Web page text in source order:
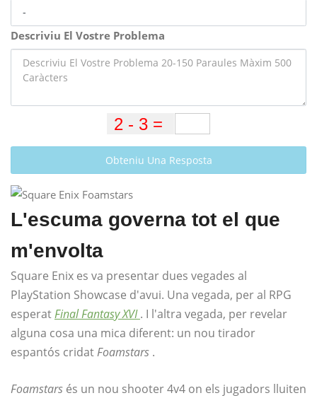
Descriviu El Vostre Problema
Obteniu Una Resposta
L'escuma governa tot el que
m'envolta
Square Enix es va presentar dues vegades al
PlayStation Showcase d'avui. Una vegada, per al RPG
esperatFinal Fantasy XVI . I l'altra vegada, per revelar
alguna cosa una mica diferent: un nou tirador
espantós cridatFoamstars .
Foamstars és un nou shooter 4v4 on els jugadors lluiten